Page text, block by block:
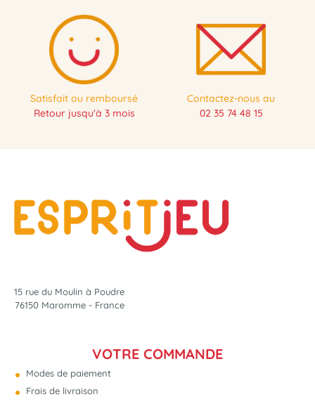
Satisfait ou remboursé
Retour jusqu'à 3 mois
Contactez-nous au
02 35 74 48 15
15 rue du Moulin à Poudre
76150 Maromme - France
VOTRE COMMANDE
Modes de paiement
Frais de livraison